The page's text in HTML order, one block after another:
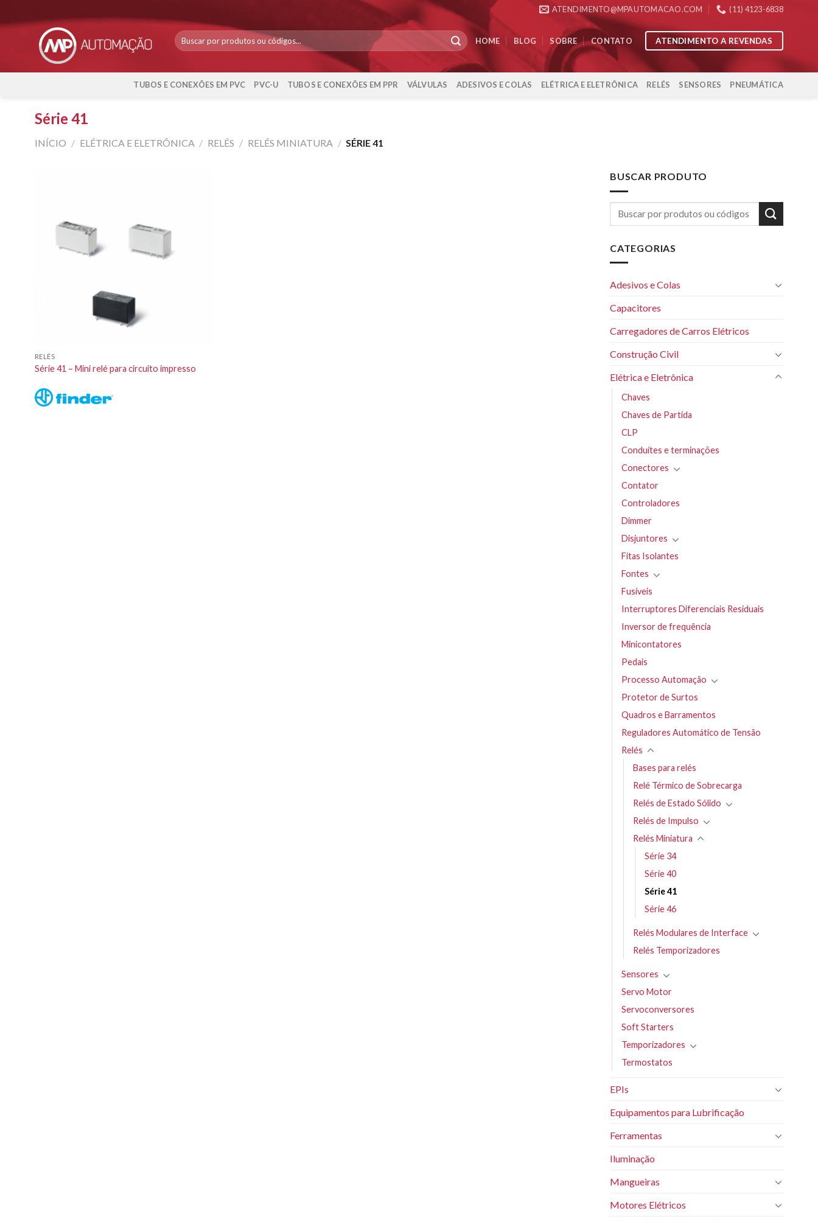
to
ATENDIMENTO@MPAUTOMACAO.COM (11) 4123-6838
HOME BLOG SOBRE CONTATO ATENDIMENTO A REVENDAS
TUBOS E CONEXÕES EM PVC PVC-U TUBOS E CONEXÕES EM PPR VÁLVULAS ADESIVOS E COLAS ELÉTRICA E ELETRÔNICA RELÉS SENSORES PNEUMÁTICA
Série 41
INÍCIO / ELÉTRICA E ELETRÔNICA / RELÉS / RELÉS MINIATURA / SÉRIE 41
RELÉS
Série 41 – Mini relé para circuito impresso
BUSCAR PRODUTO
CATEGORIAS
Adesivos e Colas
Capacitores
Carregadores de Carros Elétricos
Construção Civil
Elétrica e Eletrônica
Chaves
Chaves de Partida
CLP
Conduítes e terminações
Conectores
Contator
Controladores
Dimmer
Disjuntores
Fitas Isolantes
Fontes
Fusíveis
Interruptores Diferenciais Residuais
Inversor de frequência
Minicontatores
Pedais
Processo Automação
Protetor de Surtos
Quadros e Barramentos
Reguladores Automático de Tensão
Relés
Bases para relés
Relé Térmico de Sobrecarga
Relés de Estado Sólido
Relés de Impulso
Relés Miniatura
Série 34
Série 40
Série 41
Série 46
Relés Modulares de Interface
Relés Temporizadores
Sensores
Servo Motor
Servoconversores
Soft Starters
Temporizadores
Termostatos
EPIs
Equipamentos para Lubrificação
Ferramentas
Iluminação
Mangueiras
Motores Elétricos